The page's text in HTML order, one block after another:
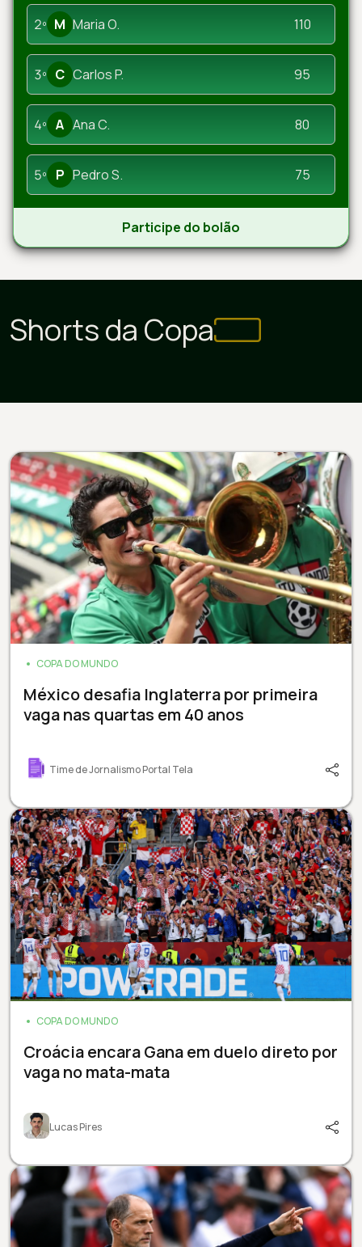
2º M Maria O. 110
3º C Carlos P. 95
4º A Ana C. 80
5º P Pedro S. 75
Participe do bolão
Shorts da Copa
Por onde anda cada
1:01
Jogadores
que
COPA DO MUNDO
México desafia Inglaterra por primeira
vaga nas quartas em 40 anos
Time de Jornalismo Portal Tela
COPA DO MUNDO
Croácia encara Gana em duelo direto por
vaga no mata-mata
Lucas Pires